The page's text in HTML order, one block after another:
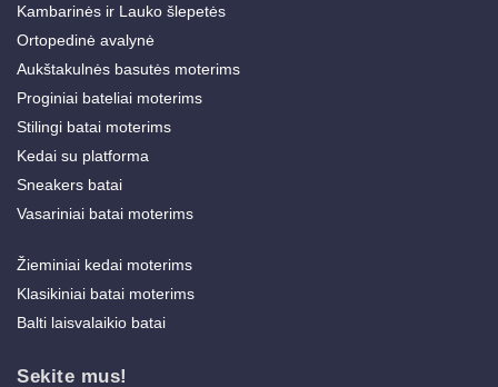
Kambarinės ir Lauko šlepetės
Ortopedinė avalynė
Aukštakulnės basutės moterims
Proginiai bateliai moterims
Stilingi batai moterims
Kedai su platforma
Sneakers batai
Vasariniai batai moterims
Žieminiai kedai moterims
Klasikiniai batai moterims
Balti laisvalaikio batai
Sekite mus!